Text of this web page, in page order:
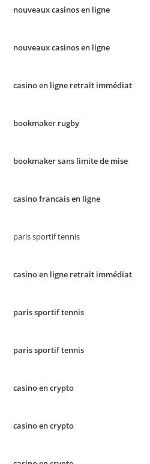
nouveaux casinos en ligne
nouveaux casinos en ligne
casino en ligne retrait immédiat
bookmaker rugby
bookmaker sans limite de mise
casino francais en ligne
paris sportif tennis
casino en ligne retrait immédiat
paris sportif tennis
paris sportif tennis
casino en crypto
casino en crypto